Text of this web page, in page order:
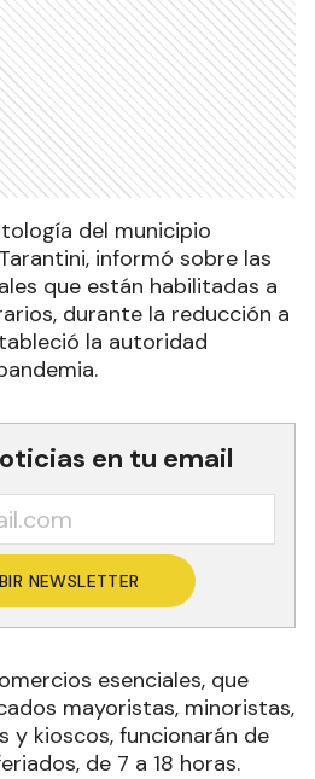
del municipio
informó sobre las
que están habilitadas a
durante la reducción a
la autoridad
en tu email
NEWSLETTER
esenciales, que
mayoristas, minoristas,
y kioscos, funcionarán de
de 7 a 18 horas.